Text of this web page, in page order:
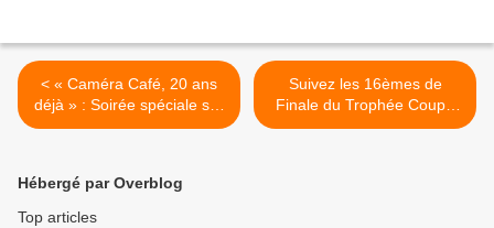
< « Caméra Café, 20 ans
déjà » : Soirée spéciale sur
M6 !
Suivez les 16èmes de
Finale du Trophée Coupe
de France de Basket en
Hébergé par Overblog
Top articles